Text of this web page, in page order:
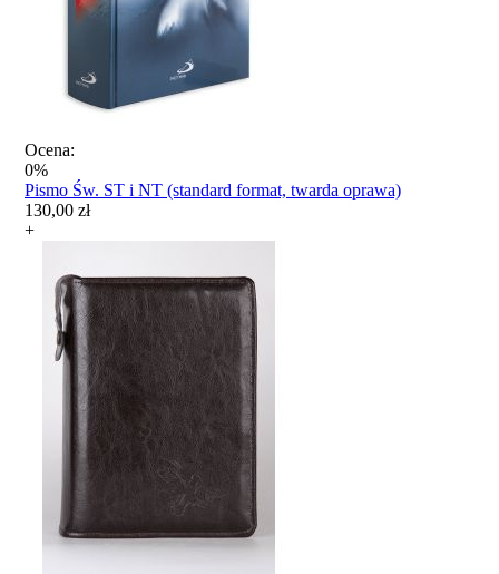
Ocena:
0%
Pismo Św. ST i NT (standard format, twarda oprawa)
130,00 zł
+